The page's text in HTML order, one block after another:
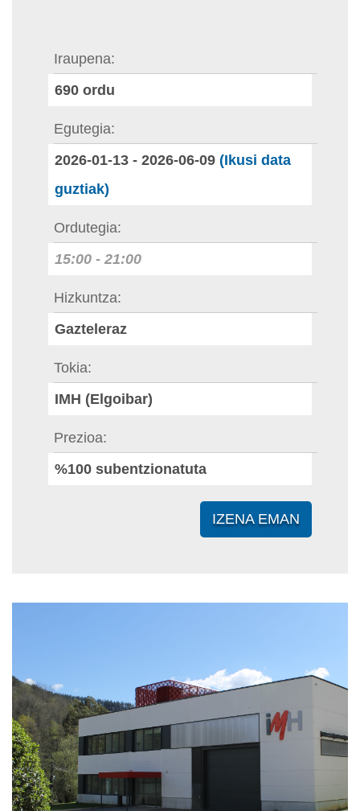
Iraupena
690 ordu
Egutegia
2026-01-13 - 2026-06-09 (Ikusi data
guztiak)
Ordutegia
15:00 - 21:00
Hizkuntza
Gazteleraz
Tokia
IMH (Elgoibar)
Prezioa
%100 subentzionatuta
IZENA EMAN